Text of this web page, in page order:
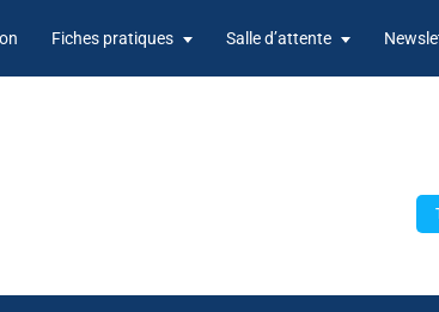
Fiches pratiques Salle d’attente